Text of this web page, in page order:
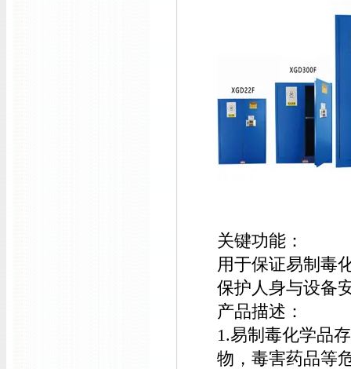
关键功能：
用于保证易制毒
保护人身与设备
产品描述：
1.易制毒化学品
物，毒害药品等